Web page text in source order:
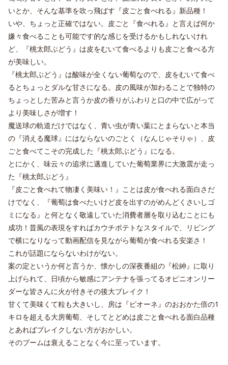
いとか、そんな基準を吹っ飛ばす『皮ごと食べれる』新品種！
いや、ちょっと正確ではない。皮ごと『食べれる』と言えば何か
嫌々食べることも可能です的な感じを受けるかもしれないけれ
ど、『桃太郎ぶどう』は皮をむいて食べるよりも皮ごと食べる方
が美味しい。
『桃太郎ぶどう』は酸味が全くない葡萄なので、皮をむいて食べ
るとちょっとダルな甘さになる。皮の風味が加わることで独特の
ちょっとした苦みと言うか皮の香りがふわりと口の中で広がって
より美味しさが増す！
魔送球の軌道だけではなく、青い虫が青い葉にとまらないと本当
の『消える魔球』にはならないのごとく（なんじゃそりゃ）、皮
ごと食べてこその完成した『桃太郎ぶどう』になる。
とにかく、味云々の追求に邁進していた葡萄業界に大激震が走っ
た『桃太郎ぶどう』
『皮ごと食べれて物凄く美味い！』ことは皮が食べれる面白さだ
けでなく、『葡萄は食べたいけど皮を出すのがめんどくさいしゴ
ミになる』と何となく敬遠していた消費者層を取り込むことにも
成功！昔風の表現をすればカウチポテトなスタイルで、リビング
で横になりなって動画配信を見ながら葡萄が食べれる安楽さ！
これが話題にならないわけがない。
案の定というか何と言うか、懐かしの深夜番組の『松紳』に取り
上げられて、日頃から敏感にアンテナを張ってるオピニオンリー
ダーな皆さんに火が付きその後大ブレイク！
甘くて美味くて粒も大きいし、房は『ピオーネ』のおおかた倍の1
キロを超える大房葡萄、そしてとどめは皮ごと食べれる面白品種
とあればブレイクしない方がおかしい。
そのブームは衰えることなく今に至っています。